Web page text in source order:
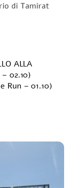
di Tamirat
ALLA
02.10)
Run – 01.10)